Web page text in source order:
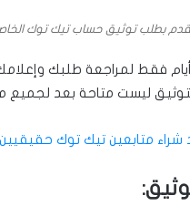
بطلب توثيق حساب تيك توك
فقط لمراجعة طلبك
التوثيق ليست متاحة بعد
شراء متابعين تيك توك